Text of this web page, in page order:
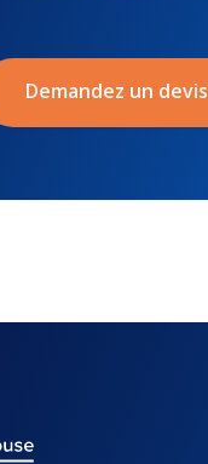
Demandez un devis